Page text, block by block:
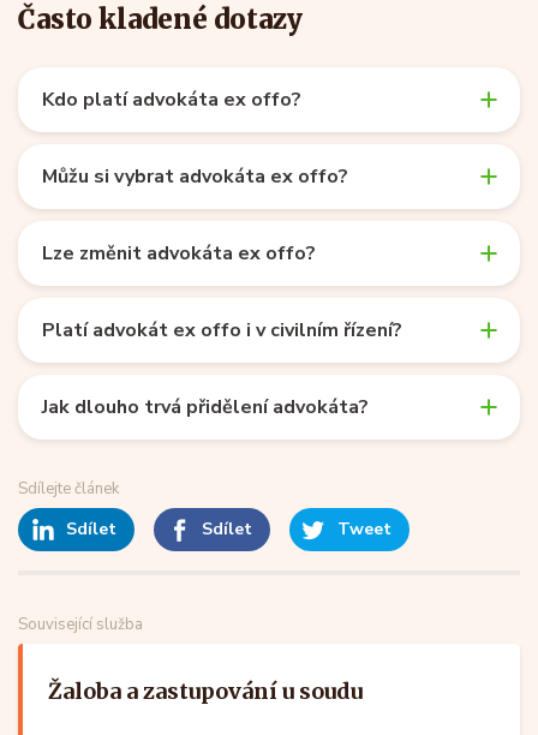
Často kladené dotazy
Kdo platí advokáta ex offo?
Můžu si vybrat advokáta ex offo?
Lze změnit advokáta ex offo?
Platí advokát ex offo i v civilním řízení?
Jak dlouho trvá přidělení advokáta?
Sdílejte článek
Sdílet Sdílet Tweet
Související služba
Žaloba a zastupování u soudu